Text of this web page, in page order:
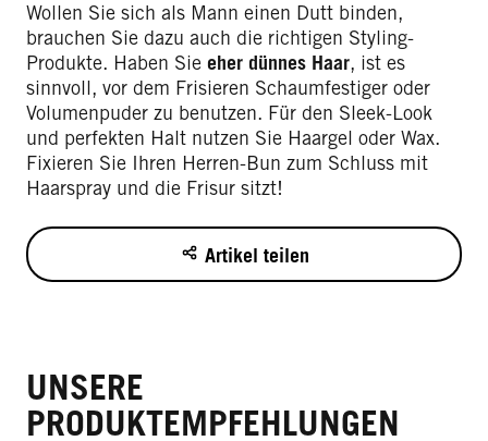
Wollen Sie sich als Mann einen Dutt binden,
brauchen Sie dazu auch die richtigen Styling-
Produkte. Haben Sie eher dünnes Haar, ist es
sinnvoll, vor dem Frisieren Schaumfestiger oder
Volumenpuder zu benutzen. Für den Sleek-Look
und perfekten Halt nutzen Sie Haargel oder Wax.
Fixieren Sie Ihren Herren-Bun zum Schluss mit
Haarspray und die Frisur sitzt!
Artikel teilen
UNSERE
PRODUKTEMPFEHLUNGEN